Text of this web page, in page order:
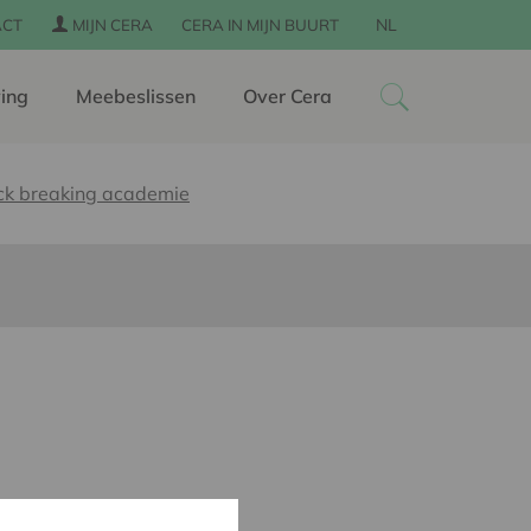
MIJN CERA CERA IN MIJN BUURT NL
Meebeslissen Over Cera
breaking academie